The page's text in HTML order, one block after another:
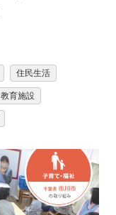
住民生活
教育施設